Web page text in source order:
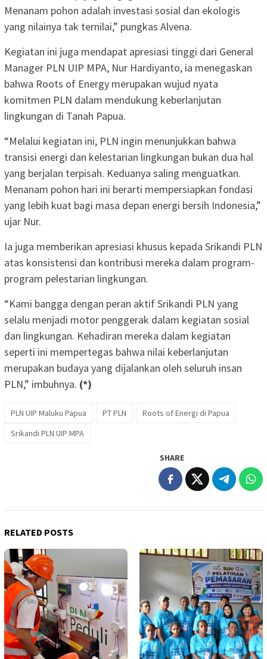
Menanam pohon adalah investasi sosial dan ekologis
yang nilainya tak ternilai,” pungkas Alvena.
Kegiatan ini juga mendapat apresiasi tinggi dari General
Manager PLN UIP MPA, Nur Hardiyanto, ia menegaskan
bahwa Roots of Energy merupakan wujud nyata
komitmen PLN dalam mendukung keberlanjutan
lingkungan di Tanah Papua.
“Melalui kegiatan ini, PLN ingin menunjukkan bahwa
transisi energi dan kelestarian lingkungan bukan dua hal
yang berjalan terpisah. Keduanya saling menguatkan.
Menanam pohon hari ini berarti mempersiapkan fondasi
yang lebih kuat bagi masa depan energi bersih Indonesia,”
ujar Nur.
Ia juga memberikan apresiasi khusus kepada Srikandi PLN
atas konsistensi dan kontribusi mereka dalam program-
program pelestarian lingkungan.
“Kami bangga dengan peran aktif Srikandi PLN yang
selalu menjadi motor penggerak dalam kegiatan sosial
dan lingkungan. Kehadiran mereka dalam kegiatan
seperti ini mempertegas bahwa nilai keberlanjutan
merupakan budaya yang dijalankan oleh seluruh insan
PLN,” imbuhnya. (*)
PLN UIP Maluku Papua PT PLN
Roots of Energi di Papua
Srikandi PLN UIP MPA
SHARE
RELATED POSTS